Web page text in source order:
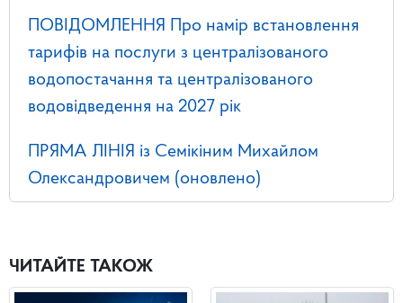
ПОВІДОМЛЕННЯ Про намір встановлення
тарифів на послуги з централізованого
водопостачання та централізованого
водовідведення на 2027 рік
ПРЯМА ЛІНІЯ із Семікіним Михайлом
Олександровичем (оновлено)
ЧИТАЙТЕ ТАКОЖ